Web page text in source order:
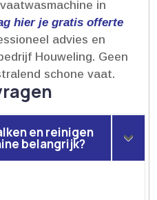
in
hier je gratis offerte
advies en
Houweling.​ Geen
schone vaat.​
en reinigen
belangrijk?